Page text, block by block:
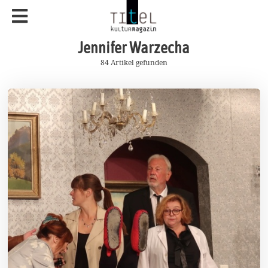
Jennifer Warzecha
84 Artikel gefunden